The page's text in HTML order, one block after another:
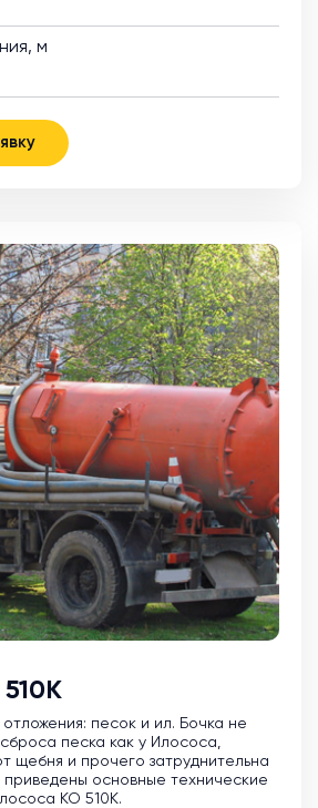
м
песок и ил. Бочка не
песка как у Илососа,
щебня и прочего затруднительна
приведены основные технические
КО 510К.